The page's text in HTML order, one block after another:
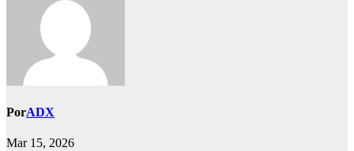
PorADX
Mar 15, 2026